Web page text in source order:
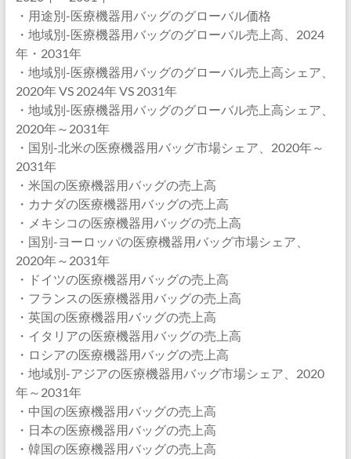
・用途別-医療機器用バッグのグローバル価格
・地域別-医療機器用バッグのグローバル売上高、2024
年・2031年
・地域別-医療機器用バッグのグローバル売上高シェア、
2020年 VS 2024年 VS 2031年
・地域別-医療機器用バッグのグローバル売上高シェア、
2020年～2031年
・国別-北米の医療機器用バッグ市場シェア、2020年～
2031年
・米国の医療機器用バッグの売上高
・カナダの医療機器用バッグの売上高
・メキシコの医療機器用バッグの売上高
・国別-ヨーロッパの医療機器用バッグ市場シェア、
2020年～2031年
・ドイツの医療機器用バッグの売上高
・フランスの医療機器用バッグの売上高
・英国の医療機器用バッグの売上高
・イタリアの医療機器用バッグの売上高
・ロシアの医療機器用バッグの売上高
・地域別-アジアの医療機器用バッグ市場シェア、2020
年～2031年
・中国の医療機器用バッグの売上高
・日本の医療機器用バッグの売上高
・韓国の医療機器用バッグの売上高